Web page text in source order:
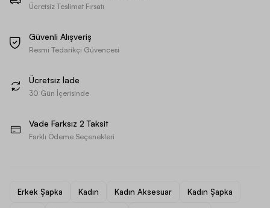
Ücretsiz Teslimat Fırsatı
Güvenli Alışveriş
Resmi Tedarikçi Güvencesi
Ücretsiz İade
30 Gün İçerisinde
Vade Farksız 2 Taksit
Farklı Ödeme Seçenekleri
Erkek Şapka Kadın Kadın Aksesuar Kadın Şapka